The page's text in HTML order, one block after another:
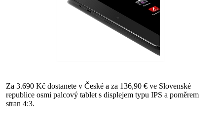
Za 3.690 Kč dostanete v České a za 136,90 € ve Slovenské
republice osmi palcový tablet s displejem typu IPS a poměrem
stran 4:3.